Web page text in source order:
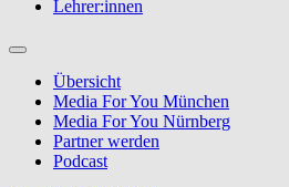
Lehrer:innen
Übersicht
Media For You München
Media For You Nürnberg
Partner werden
Podcast